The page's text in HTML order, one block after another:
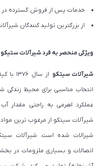
خدمات پس از فروش گسترده در
از بزرگترین تولید کنندگان
ویژگی منحصر به فرد شیرآلات ستیکو
شیرآلات سیتکو
از سال
انتخاب مناسبی برای محیط زندگی
عملکرد اهرمی به راحتی مقدار
شیرآلات سیتکو از مرغوب ترین
شیرالات شده است. شیرآلات
اتصالات و بسیاری ملزومات در